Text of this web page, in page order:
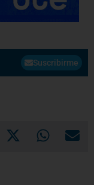
Suscribirme